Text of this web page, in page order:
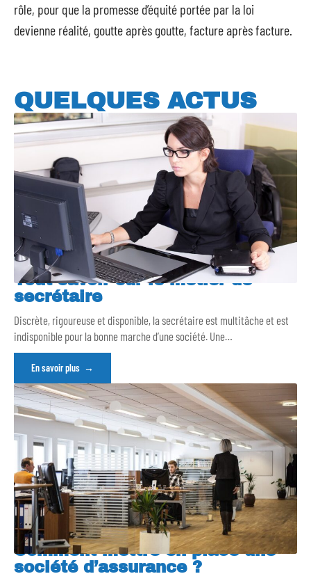
rôle, pour que la promesse d’équité portée par la loi
devienne réalité, goutte après goutte, facture après facture.
QUELQUES ACTUS
Tout savoir sur le métier de
secrétaire
Discrète, rigoureuse et disponible, la secrétaire est multitâche et est
indisponible pour la bonne marche d’une société. Une…
En savoir plus
Comment mettre en place une
société d’assurance ?